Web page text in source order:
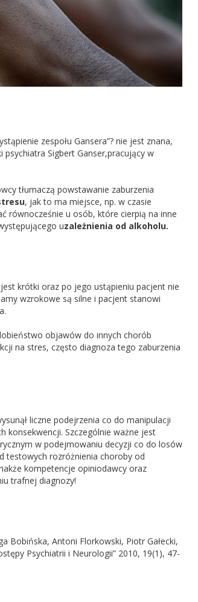
zespołu Gansera”? nie jest znana,
Sigbert Ganser,pracujący w
tłumaczą powstawanie zaburzenia
, jak to ma miejsce, np. w czasie
równocześnie u osób, które cierpią na inne
uzależnienia od alkoholu.
krótki oraz po jego ustąpieniu pacjent nie
wzrokowe są silne i pacjent stanowi
objawów do innych chorób
na stres, często diagnoza tego zaburzenia
liczne podejrzenia co do manipulacji
konsekwencji. Szczególnie ważne jest
w podejmowaniu decyzji co do losów
testowych rozróżnienia choroby od
kompetencje opiniodawcy oraz
trafnej diagnozy!
Bobińska, Antoni Florkowski, Piotr Gałecki,
Psychiatrii i Neurologii” 2010, 19(1), 47-